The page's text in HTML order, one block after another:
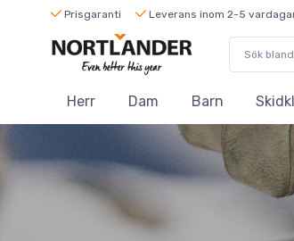
Prisgaranti Leverans inom 2-5
Herr Dam Barn